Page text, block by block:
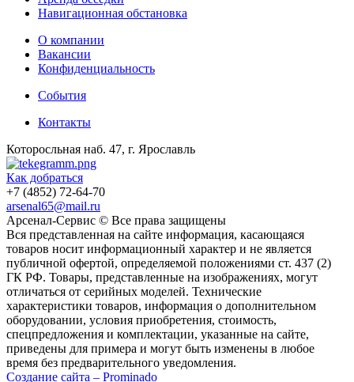
Навигационная обстановка
О компании
Вакансии
Конфиденциальность
События
Контакты
Которосльная наб. 47, г. Ярославль
Как добраться
+7 (4852) 72-64-70
arsenal65@mail.ru
Aрсенал-Сервис © Все права защищены
Вся представленная на сайте информация, касающаяся
товаров носит информационный характер и не является
публичной офертой, определяемой положениями ст. 437 (2)
ГК РФ. Товары, представленные на изображениях, могут
отличаться от серийных моделей. Технические
характеристики товаров, информация о дополнительном
оборудовании, условия приобретения, стоимость,
спецпредложения и комплектации, указанные на сайте,
приведены для примера и могут быть изменены в любое
время без предварительного уведомления.
Создание сайта – Prominado